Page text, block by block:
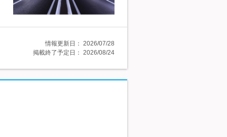
情報更新日： 2026/07/28
掲載終了予定日： 2026/08/24